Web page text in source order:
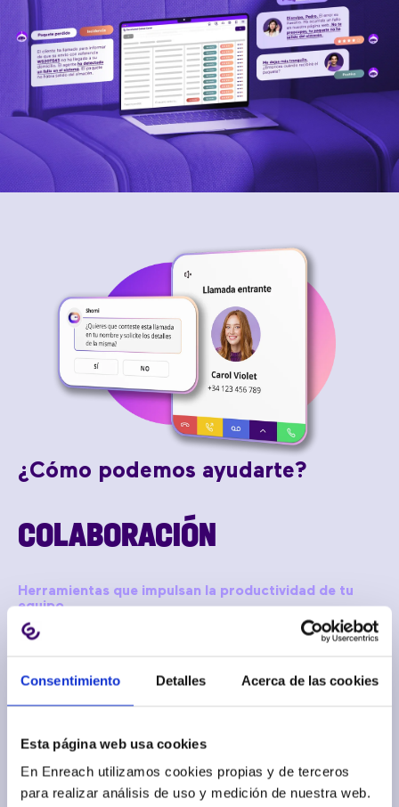
Consentimiento Detalles Acerca de las cookies
Esta página web usa cookies
En Enreach utilizamos cookies propias y de terceros
para realizar análisis de uso y medición de nuestra web.
¿Cómo podemos ayudarte?
COLABORACIÓN
Herramientas que impulsan la productividad d e tu
equipo
Todo lo necesario para una colaboración sin barreras,
desde cualquier lugar.
Centralita Enreach Contact